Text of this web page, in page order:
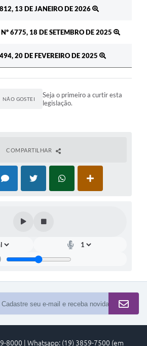
13 DE JANEIRO DE 2026
6775, 18 DE SETEMBRO DE 2025
20 DE FEVEREIRO DE 2025
NÃO GOSTEI
Seja o primeiro a curtir esta
legislação.
COMPARTILHAR
8000 | Whatsapp: (19) 3859-7500 (em